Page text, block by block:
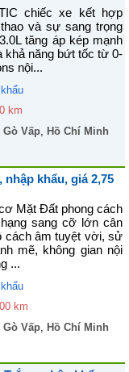
chiếc xe kết hợp
và sự sang trọng
tăng áp kép mạnh
khả năng bứt tốc từ 0-
nội...
km
Gò Vấp, Hồ Chí Minh
nhập khẩu, giá 2,75
Mặt Đất phong cách
sang cỡ lớn cân
cách âm tuyệt vời, sử
mẽ, không gian nội
...
km
Gò Vấp, Hồ Chí Minh